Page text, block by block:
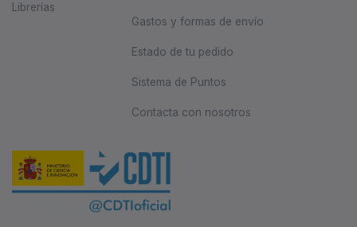
Librerías
Gastos y formas de envío
Estado de tu pedido
Sistema de Puntos
Contacta con nosotros